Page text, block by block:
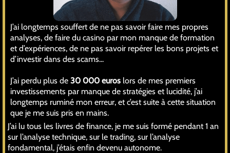
J’ai longtemps souffert de ne pas savoir faire mes propres
analyses, de faire du casino par mon manque de formation
et d’expériences, de ne pas savoir repérer les bons projets et
d’investir dans des scams...
J’ai perdu plus de 30 000 euros lors de mes premiers
investissements par manque de stratégies et lucidité, j’ai
longtemps ruminé mon erreur, et c’est suite à cette situation
que je me suis pris en mains.
J’ai lu tous les livres de finance, je me suis formé pendant 1 an
sur l’analyse technique, sur le trading, sur l’analyse
fondamental, j’étais enfin devenu autonome.